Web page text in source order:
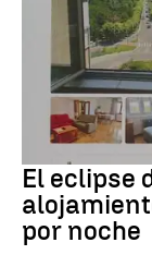
Eclipse solar
El eclipse
por noche